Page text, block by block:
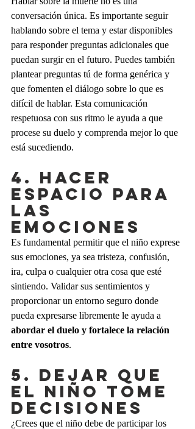
conversación única. Es importante seguir
hablando sobre el tema y estar disponibles
para responder preguntas adicionales que
puedan surgir en el futuro. Puedes también
plantear preguntas tú de forma genérica y
que fomenten el diálogo sobre lo que es
difícil de hablar. Esta comunicación
respetuosa con sus ritmo le ayuda a que
procese su duelo y comprenda mejor lo que
está sucediendo.
4. HACER
ESPACIO PARA
LAS
EMOCIONES
Es fundamental permitir que el niño exprese
sus emociones, ya sea tristeza, confusión,
ira, culpa o cualquier otra cosa que esté
sintiendo. Validar sus sentimientos y
proporcionar un entorno seguro donde
pueda expresarse libremente le ayuda a
abordar el duelo y fortalece la relación
entre vosotros.
5. DEJAR QUE
EL NIÑO TOME
DECISIONES
¿Crees que el niño debe de participar los